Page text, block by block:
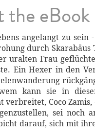
the eBook
angelangt zu sein
durch Skarabäus
uralten Frau
Ein Hexer in den
kann sie in
verbreitet, Coco
sei noch
darauf, sich mit